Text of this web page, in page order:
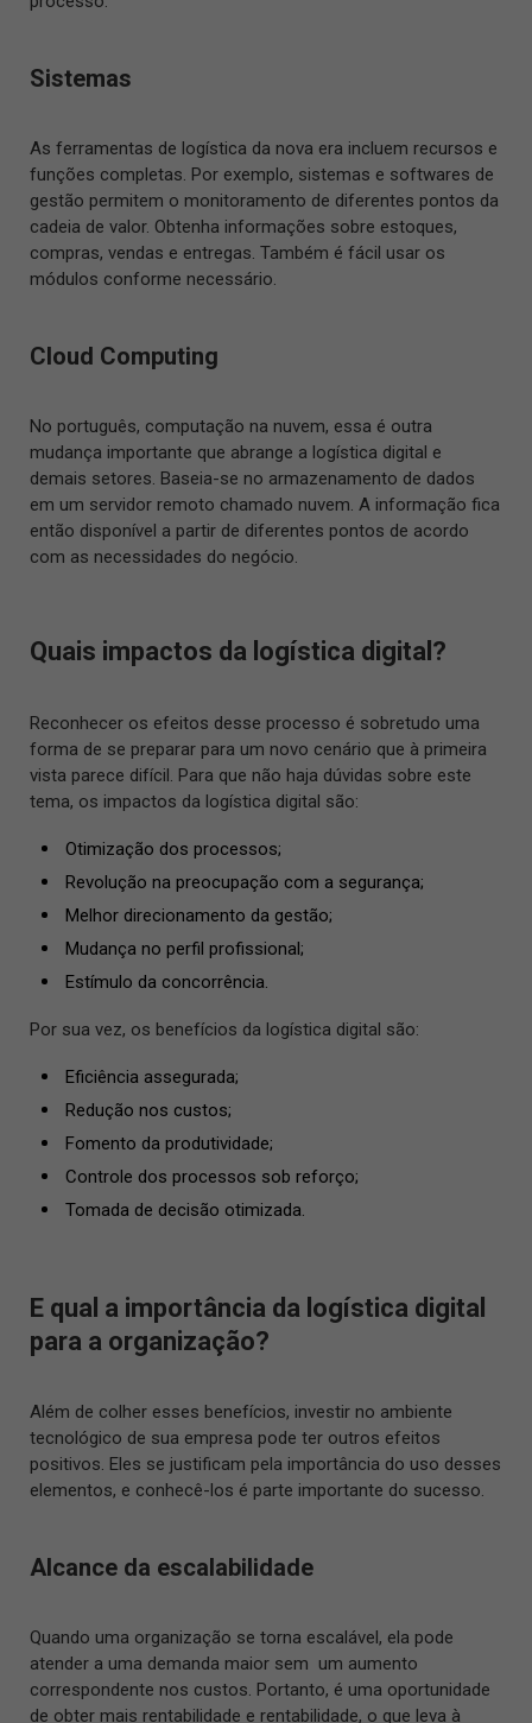
Sistemas
As ferramentas de logística da nova era incluem recursos e
funções completas. Por exemplo, sistemas e softwares de
gestão permitem o monitoramento de diferentes pontos da
cadeia de valor. Obtenha informações sobre estoques,
compras, vendas e entregas. Também é fácil usar os
módulos conforme necessário.
Cloud Computing
No português, computação na nuvem, essa é outra
mudança importante que abrange a logística digital e
demais setores. Baseia-se no armazenamento de dados
em um servidor remoto chamado nuvem. A informação fica
então disponível a partir de diferentes pontos de acordo
com as necessidades do negócio.
Quais impactos da logística digital?
Reconhecer os efeitos desse processo é sobretudo uma
forma de se preparar para um novo cenário que à primeira
vista parece difícil. Para que não haja dúvidas sobre este
tema, os impactos da logística digital são:
Otimização dos processos;
Revolução na preocupação com a segurança;
Melhor direcionamento da gestão;
Mudança no perfil profissional;
Estímulo da concorrência.
Por sua vez, os benefícios da logística digital são:
Eficiência assegurada;
Redução nos custos;
Fomento da produtividade;
Controle dos processos sob reforço;
Tomada de decisão otimizada.
E qual a importância da logística digital
para a organização?
Além de colher esses benefícios, investir no ambiente
tecnológico de sua empresa pode ter outros efeitos
positivos. Eles se justificam pela importância do uso desses
elementos, e conhecê-los é parte importante do sucesso.
Alcance da escalabilidade
Quando uma organização se torna escalável, ela pode
atender a uma demanda maior sem um aumento
correspondente nos custos. Portanto, é uma oportunidade
de obter mais rentabilidade e rentabilidade, o que leva à